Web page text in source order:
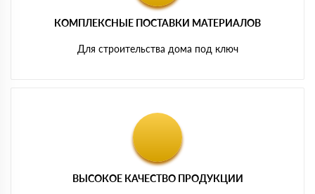
КОМПЛЕКСНЫЕ ПОСТАВКИ МАТЕРИАЛОВ
Для строительства дома под ключ
ВЫСОКОЕ КАЧЕСТВО ПРОДУКЦИИ